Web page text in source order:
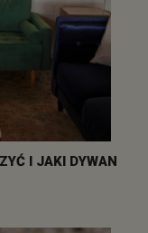
I JAKI DYWAN